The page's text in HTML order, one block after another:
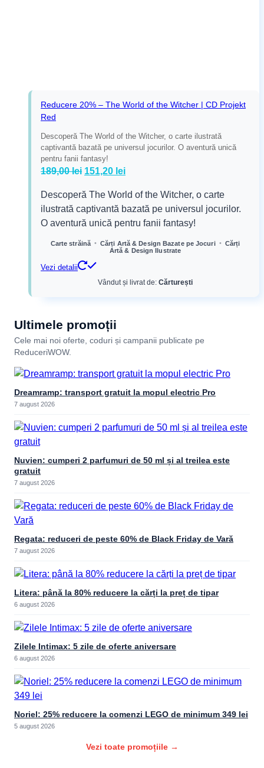
Reducere 20% – The World of the Witcher | CD Projekt
Red
Descoperă The World of the Witcher, o carte ilustrată
captivantă bazată pe universul jocurilor. O aventură unică
pentru fanii fantasy!
189,00lei Prețul
a
fost:
189,00 lei.
151,20 leiPrețul
este:
151,20 lei.
Descoperă The World of the Witcher, o carte
ilustrată captivantă bazată pe universul jocurilor.
O aventură unică pentru fanii fantasy!
Carte străină • Cărți Artă & Design Bazate pe Jocuri • Cărți
Artă & Design Ilustrate
Vezi detalii
Vândut și livrat de: Cărturești
Ultimele promoții
Cele mai noi oferte, coduri și campanii publicate pe
ReduceriWOW.
Dreamramp: transport gratuit la mopul electric Pro
7 august 2026
Nuvien: cumperi 2 parfumuri de 50 ml și al treilea este
gratuit
7 august 2026
Regata: reduceri de peste 60% de Black Friday de Vară
7 august 2026
Litera: până la 80% reducere la cărți la preț de tipar
6 august 2026
Zilele Intimax: 5 zile de oferte aniversare
6 august 2026
Noriel: 25% reducere la comenzi LEGO de minimum 349 lei
5 august 2026
Vezi toate promoțiile →